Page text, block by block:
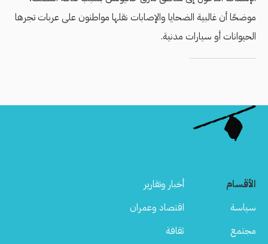
موضحًا أن غالبية الضحايا والإصابات نقلها مواطنون على عربات تجرها
الحيوانات أو سيارات مدنية.
الأقسام
أخبار وتقارير
سياسة
اقتصاد وعمران
مجتمع
ثقافة